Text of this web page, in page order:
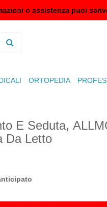
o assistenza puoi
ORTOPEDIA
E Seduta,
Da Letto